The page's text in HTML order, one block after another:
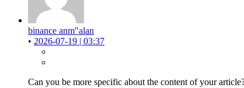
binance anm"alan
• 2026-07-19 | 03:37
Can you be more specific about the content of your